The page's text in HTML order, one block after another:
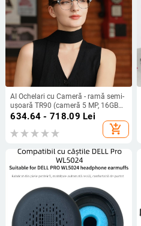
AI Ochelari cu Cameră - ramă semi-
ușoară TR90 (cameră 5 MP, 16GB
memorie, baterie 220mAh, greutate
634.64 - 718.09 Lei
add_shopping_cart